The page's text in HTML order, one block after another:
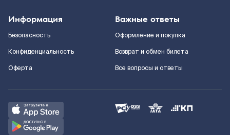
Информация
Безопасность
Конфиденциальность
Оферта
Важные ответы
Оформление и покупка
Возврат и обмен билета
Все вопросы и ответы